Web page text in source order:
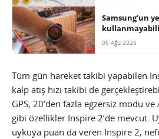
Samsung’un
06 Ağu 2026
Tüm gün hareket takibi yapabilen
kalp atış hızı takibi de
GPS, 20’den fazla egzersiz modu
gibi özellikler Inspire 2’de mevcut.
uykuya puan da veren Inspire 2,